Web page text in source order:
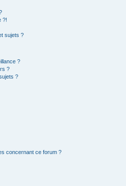
?!
sujets ?
?
?
?
concernant ce forum ?